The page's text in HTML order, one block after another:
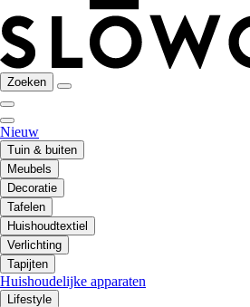
Zoeken
Nieuw
Tuin & buiten
Meubels
Decoratie
Tafelen
Huishoudtextiel
Verlichting
Tapijten
Huishoudelijke apparaten
Lifestyle